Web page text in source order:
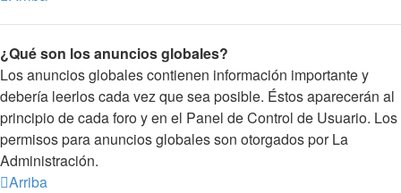
¿Qué son los anuncios globales?
Los anuncios globales contienen información importante y
debería leerlos cada vez que sea posible. Éstos aparecerán al
principio de cada foro y en el Panel de Control de Usuario. Los
permisos para anuncios globales son otorgados por La
Administración.
Arriba